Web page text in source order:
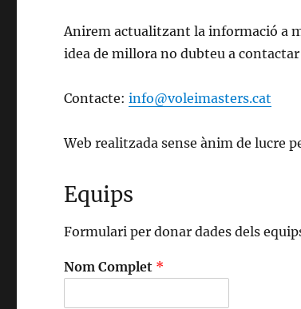
Anirem actualitzant la informació a
idea de millora no dubteu a
Contacte:info@voleimasters.cat
Web realitzada sense ànim de lucre
Equips
Formulari per donar dades dels
Nom Complet *